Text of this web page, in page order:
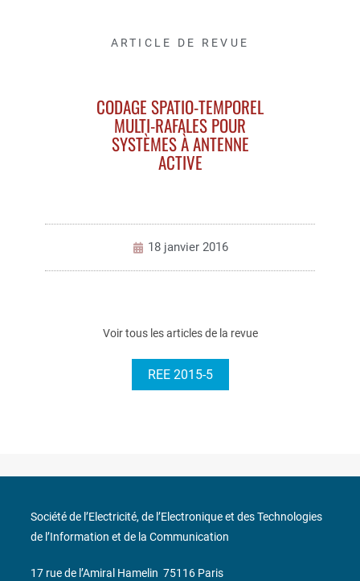
ARTICLE DE REVUE
CODAGE SPATIO-TEMPOREL
MULTI-RAFALES POUR
SYSTÈMES À ANTENNE
ACTIVE
18 janvier 2016
Voir tous les articles de la revue
REE 2015-5
Société de l’Electricité, de l’Electronique et des Technologies
de l’Information et de la Communication
17 rue de l’Amiral Hamelin 75116 Paris